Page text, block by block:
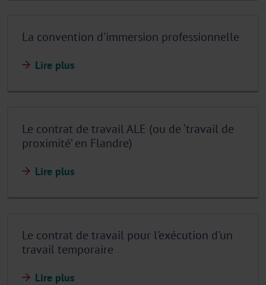
La convention d'immersion professionnelle
Lire plus
Le contrat de travail ALE (ou de ‘travail de
proximité’ en Flandre)
Lire plus
Le contrat de travail pour l'exécution d'un
travail temporaire
Lire plus